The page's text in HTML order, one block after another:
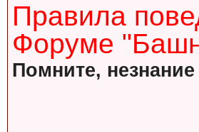
Правила
Форуме
Помните,